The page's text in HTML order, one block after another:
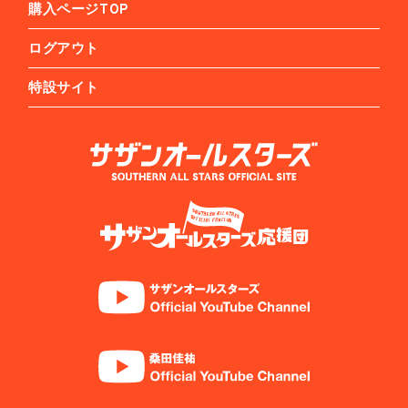
購入ページTOP
ログアウト
特設サイト